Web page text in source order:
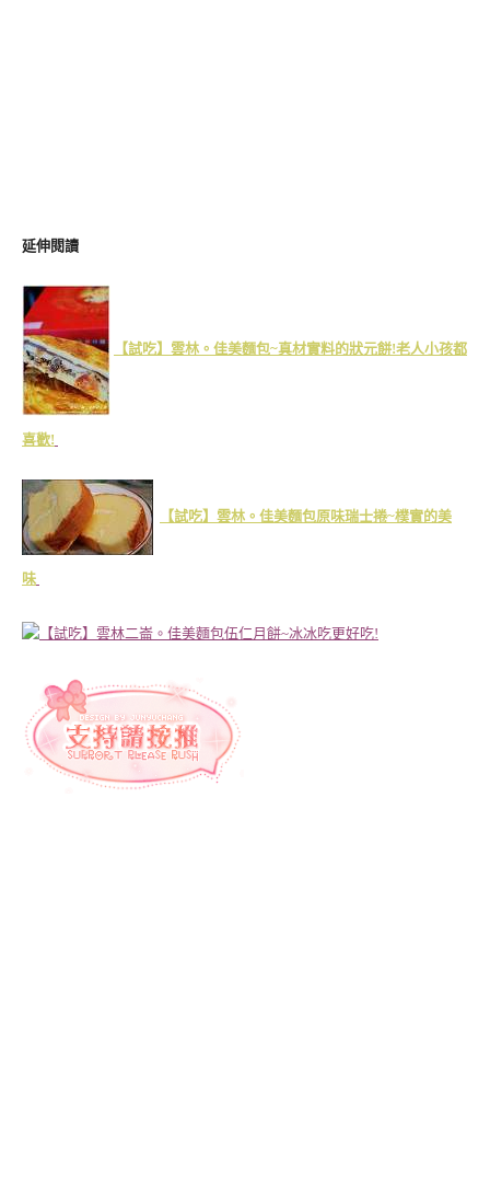
延伸閱讀
【試吃】雲林。佳美麵包~真材實料的狀元餅!老人小孩都
喜歡!
【試吃】雲林。佳美麵包原味瑞士捲~樸實的美
味